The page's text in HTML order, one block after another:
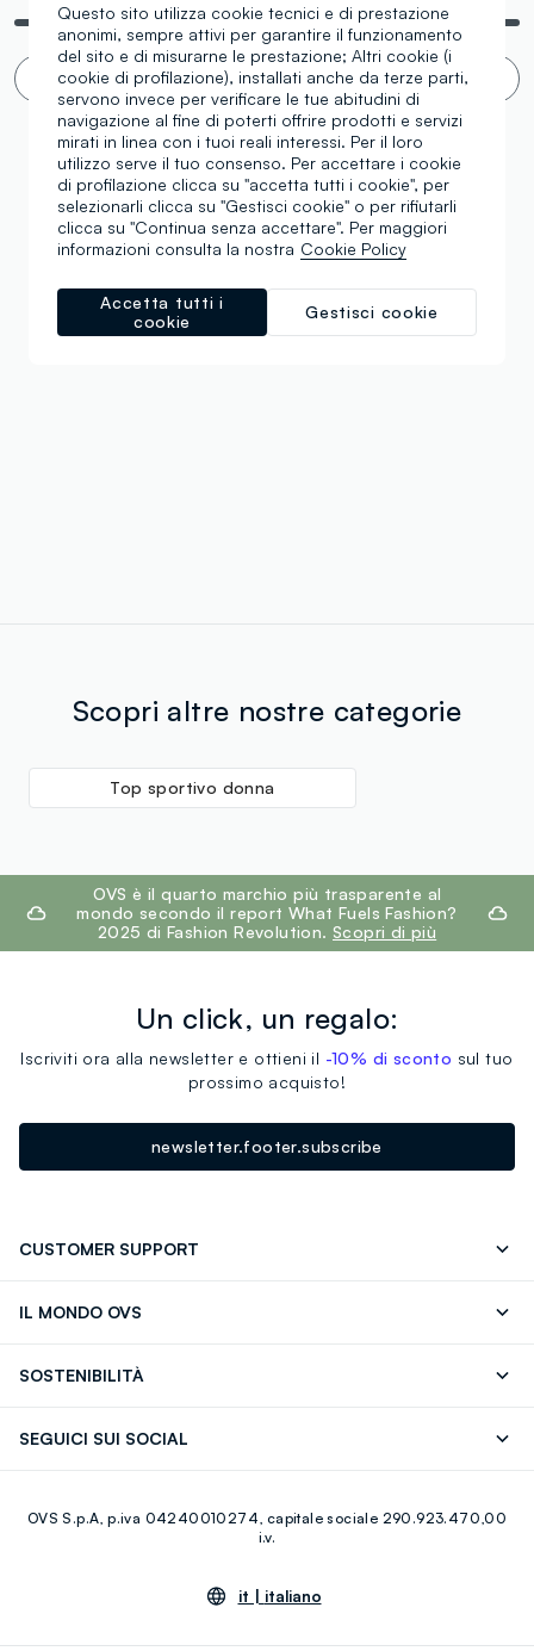
Scroll infinito 🙄 ? No grazie. Filtra!
Scopri altre nostre categorie
Top sportivo donna
footer.ariatitleOVS è il quarto marchio più trasparente al
mondo secondo il report What Fuels Fashion?
2025 di Fashion Revolution. Scopri di più
Un click, un regalo:
Iscriviti ora alla newsletter e ottieni il -10% di sconto sul tuo
prossimo acquisto!
newsletter.footer.subscribe
CUSTOMER SUPPORT
IL MONDO OVS
Giftcard
SOSTENIBILITÀ
SEGUICI SUI SOCIAL
Youtube Linkedin
OVS S.p.A, p.iva 04240010274, capitale sociale 290.923.470,00
i.v.
it | italiano
Questo sito utilizza cookie tecnici e di prestazione
anonimi, sempre attivi per garantire il funzionamento
del sito e di misurarne le prestazione; Altri cookie (i
cookie di profilazione), installati anche da terze parti,
servono invece per verificare le tue abitudini di
navigazione al fine di poterti offrire prodotti e servizi
mirati in linea con i tuoi reali interessi. Per il loro
utilizzo serve il tuo consenso. Per accettare i cookie
di profilazione clicca su "accetta tutti i cookie", per
selezionarli clicca su "Gestisci cookie" o per rifiutarli
clicca su "Continua senza accettare". Per maggiori
informazioni consulta la nostra Cookie Policy
Gestisci cookie
Accetta tutti i
cookie